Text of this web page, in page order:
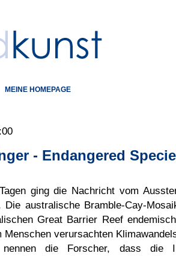
MEINE HOMEPAGE
- Endangered
ging die Nachricht vom
Die australische Bramble-Cay-
Great Barrier Reef
Menschen verursachten
nennen die Forscher, dass die